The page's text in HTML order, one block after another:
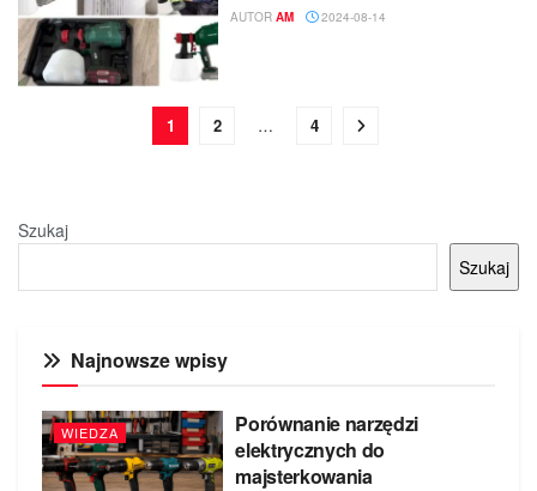
AUTOR AM 2024-08-14
1 2 … 4
Szukaj
Szukaj
Najnowsze wpisy
WIEDZA
Porównanie narzędzi
elektrycznych do
majsterkowania